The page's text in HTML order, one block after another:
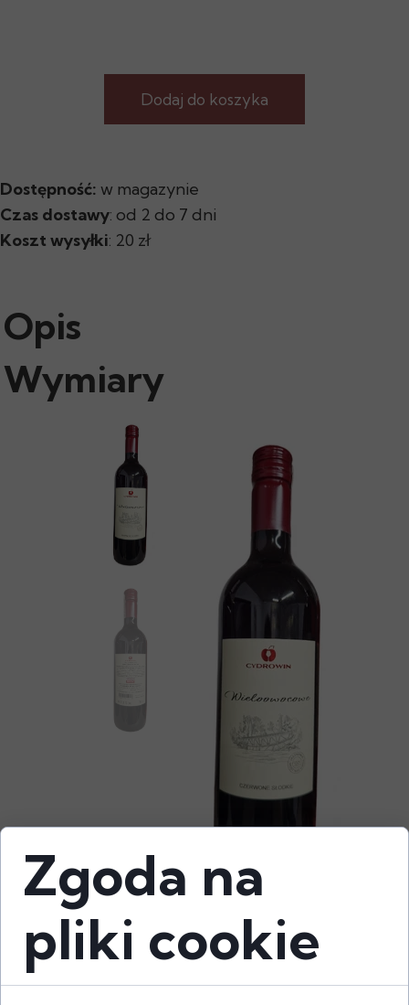
Dodaj do koszyka
Dostępność: w magazynie
Czas dostawy: od 2 do 7 dni
Koszt wysyłki: 20 zł
Opis
Wymiary
Zgoda na
pliki cookie